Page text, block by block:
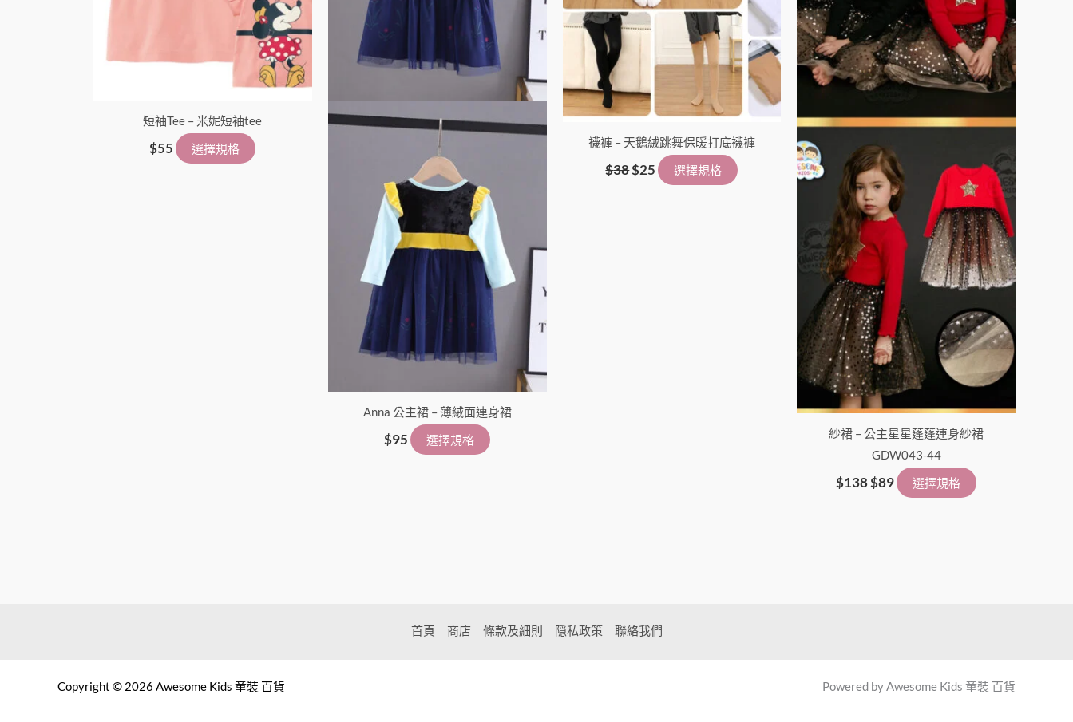
短袖Tee – 米妮短袖tee
$55 選擇規格
在
產
品
頁
選
擇
Anna 公主裙 – 薄絨面連身裙
$95 選擇規格
在
產
品
面
選
襪褲 – 天鵝絨跳舞保暖打底襪褲
$38$25 選擇規格
在
產
品
頁
選
擇
選
紗裙 – 公主星星蓬蓬連身紗裙
GDW043-44
$138$89 選擇規格
在
產
品
頁
選
選
項
首頁 商店 條款及細則 隠私政策 聯絡我們
Copyright © 2026 Awesome Kids 童裝 百貨 Powered by Awesome Kids 童裝 百貨